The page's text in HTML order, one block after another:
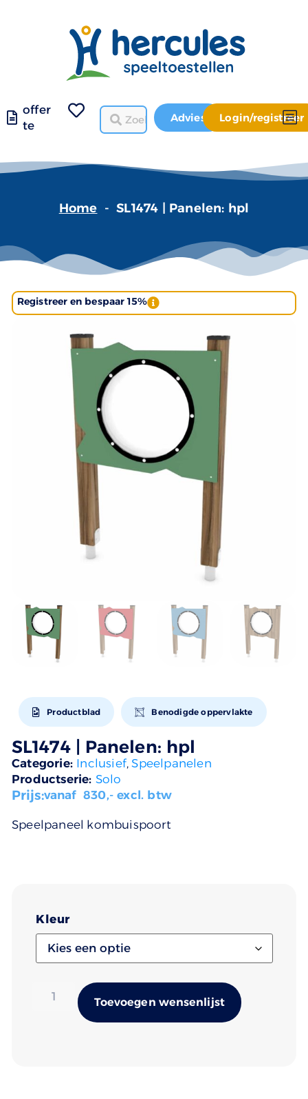
offer
te
Advies Login/registreer
Home - SL1474 | Panelen: hpl
Registreer en bespaar 15%
Productblad Benodigde oppervlakte
SL1474 | Panelen: hpl
Categorie: Inclusief, Speelpanelen
Productserie: Solo
Prijs:vanaf 830,- excl. btw
Speelpaneel kombuispoort
Kleur
Toevoegen wensenlijst